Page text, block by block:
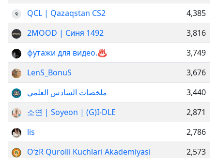
QCL | Qazaqstan CS2
4,385
2MOOD | Синя 1492
3,816
футажи для видео.♨️
3,749
LenS_BonuS
3,676
ملخصات السادس العلمي
3,440
소연 | Soyeon | (G)I-DLE
2,871
lis
2,786
OʻzR Qurolli Kuchlari Akademiyasi
2,573